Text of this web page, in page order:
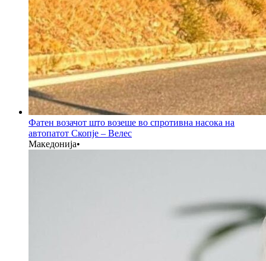
Фатен возачот што возеше во спротивна насока на
автопатот Скопје – Велес
Македонија•